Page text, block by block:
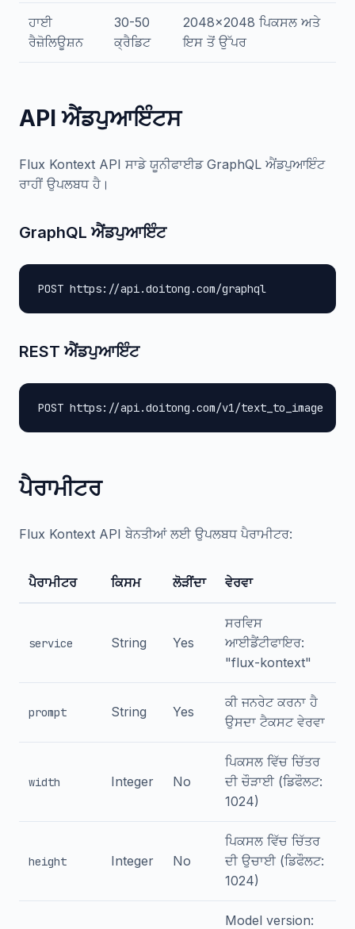
ਹਾਈ
ਰੈਜ਼ੋਲਿਊਸ਼ਨ
30-50
ਕ੍ਰੈਡਿਟ
2048x2048 ਪਿਕਸਲ ਅਤੇ
ਇਸ ਤੋਂ ਉੱਪਰ
API ਐਂਡਪੁਆਇੰਟਸ
Flux Kontext API ਸਾਡੇ ਯੂਨੀਫਾਈਡ GraphQL ਐਂਡਪੁਆਇੰਟ
ਰਾਹੀਂ ਉਪਲਬਧ ਹੈ।
GraphQL ਐਂਡਪੁਆਇੰਟ
POST https://api.doitong.com/graphql
REST ਐਂਡਪੁਆਇੰਟ
POST https://api.doitong.com/v1/text_to_image
ਪੈਰਾਮੀਟਰ
Flux Kontext API ਬੇਨਤੀਆਂ ਲਈ ਉਪਲਬਧ ਪੈਰਾਮੀਟਰ:
ਪੈਰਾਮੀਟਰ ਕਿਸਮ ਲੋੜੀਂਦਾ ਵੇਰਵਾ
service String Yes
ਸਰਵਿਸ
ਆਈਡੈਂਟੀਫਾਇਰ:
"flux-kontext"
prompt String Yes
ਕੀ ਜਨਰੇਟ ਕਰਨਾ ਹੈ
ਉਸਦਾ ਟੈਕਸਟ ਵੇਰਵਾ
width Integer No
ਪਿਕਸਲ ਵਿੱਚ ਚਿੱਤਰ
ਦੀ ਚੌੜਾਈ (ਡਿਫੌਲਟ:
1024)
height Integer No
ਪਿਕਸਲ ਵਿੱਚ ਚਿੱਤਰ
ਦੀ ਉਚਾਈ (ਡਿਫੌਲਟ:
1024)
Model version: